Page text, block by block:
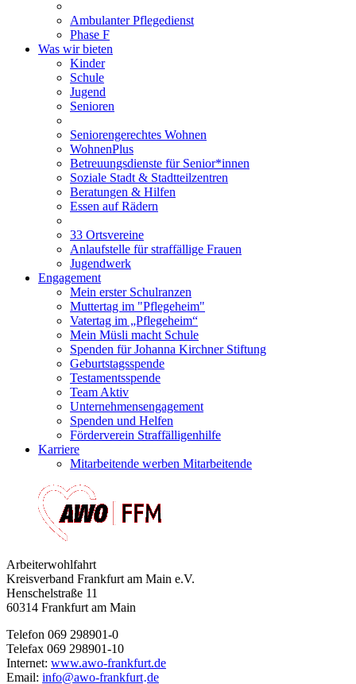
Ambulanter Pflegedienst
Phase F
Was wir bieten
Kinder
Schule
Jugend
Senioren
Seniorengerechtes Wohnen
WohnenPlus
Betreuungsdienste für Senior*innen
Soziale Stadt & Stadtteilzentren
Beratungen & Hilfen
Essen auf Rädern
33 Ortsvereine
Anlaufstelle für straffällige Frauen
Jugendwerk
Engagement
Mein erster Schulranzen
Muttertag im "Pflegeheim"
Vatertag im „Pflegeheim“
Mein Müsli macht Schule
Spenden für Johanna Kirchner Stiftung
Geburtstagsspende
Testamentsspende
Team Aktiv
Unternehmensengagement
Spenden und Helfen
Förderverein Straffälligenhilfe
Karriere
Mitarbeitende werben Mitarbeitende
Arbeiterwohlfahrt
Kreisverband Frankfurt am Main e.V.
Henschelstraße 11
60314 Frankfurt am Main
Telefon 069 298901-0
Telefax 069 298901-10
Internet: www.awo-frankfurt.de
Email: info@awo-frankfurt·de